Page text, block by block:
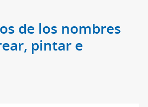
de los nombres
pintar e